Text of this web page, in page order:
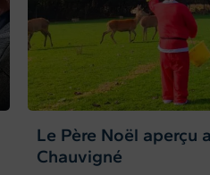
Le Père Noël aperçu
Chauvigné